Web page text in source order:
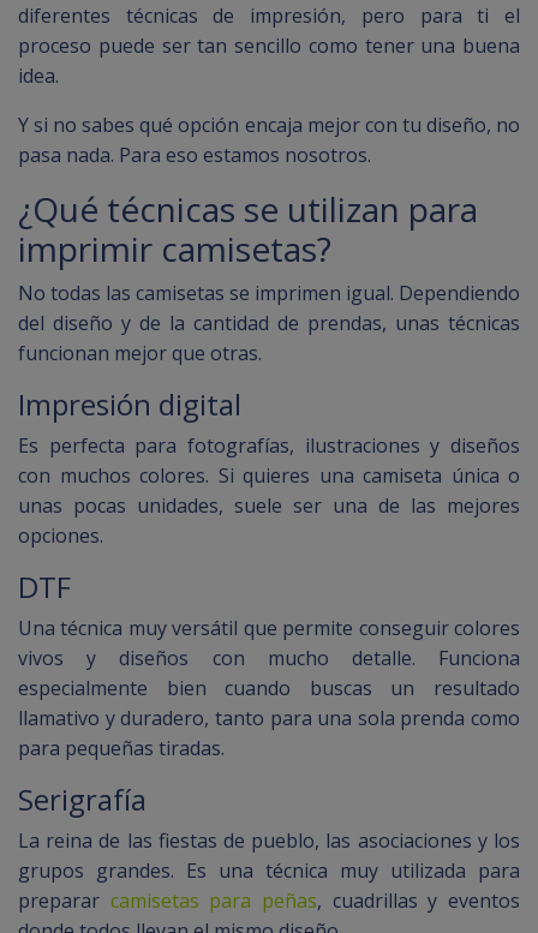
diferentes técnicas de impresión, pero para ti el
proceso puede ser tan sencillo como tener una buena
idea.
Y si no sabes qué opción encaja mejor con tu diseño, no
pasa nada. Para eso estamos nosotros.
¿Qué técnicas se utilizan para
imprimir camisetas?
No todas las camisetas se imprimen igual. Dependiendo
del diseño y de la cantidad de prendas, unas técnicas
funcionan mejor que otras.
Impresión digital
Es perfecta para fotografías, ilustraciones y diseños
con muchos colores. Si quieres una camiseta única o
unas pocas unidades, suele ser una de las mejores
opciones.
DTF
Una técnica muy versátil que permite conseguir colores
vivos y diseños con mucho detalle. Funciona
especialmente bien cuando buscas un resultado
llamativo y duradero, tanto para una sola prenda como
para pequeñas tiradas.
Serigrafía
La reina de las fiestas de pueblo, las asociaciones y los
grupos grandes. Es una técnica muy utilizada para
preparar camisetas para peñas, cuadrillas y eventos